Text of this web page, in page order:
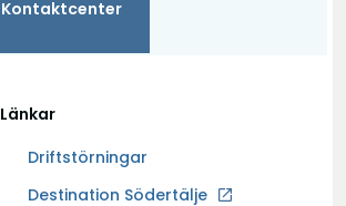
Kontaktcenter
Länkar
Driftstörningar
Destination Södertälje
Ö